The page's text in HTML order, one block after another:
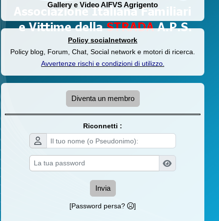
Gallery e Video AIFVS Agrigento
Policy socialnetwork
Policy blog, Forum, Chat, Social network e motori di ricerca.
Avvertenze rischi e condizioni di utilizzo.
Diventa un membro
Riconnetti :
Invia
[Password persa? ]